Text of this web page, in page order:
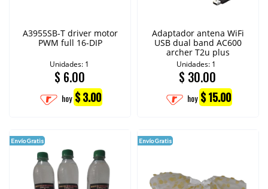
A3955SB-T driver motor
PWM full 16-DIP
Unidades: 1
$ 6.00
hoy $ 3.00
Envío Gratis
Adaptador antena WiFi
USB dual band AC600
archer T2u plus
Unidades: 1
$ 30.00
hoy $ 15.00
Envío Gratis